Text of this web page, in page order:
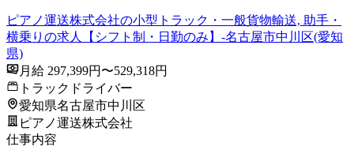
ピアノ運送株式会社の小型トラック・一般貨物輸送, 助手・
横乗りの求人【シフト制・日勤のみ】-名古屋市中川区(愛知
県)
月給 297,399円〜529,318円
トラックドライバー
愛知県名古屋市中川区
ピアノ運送株式会社
仕事内容